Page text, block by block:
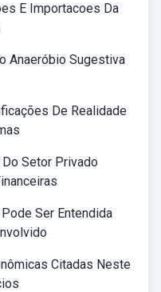
E Importacoes Da
Anaeróbio Sugestiva
De Realidade
Setor Privado
Ser Entendida
Citadas Neste